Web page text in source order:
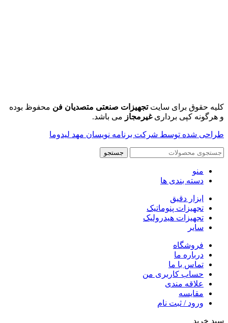
کلیه حقوق برای سایتتجهیزات صنعتی متصدیان فن محفوظ بوده
و هرگونه کپی برداریغیرمجاز می باشد.
طراحی شده توسط شرکت برنامه نویسان مهد لیدوما
جستجو
منو
دسته بندی ها
ابزار دقیق
تجهیزات پنوماتیک
تجهیزات هیدرولیک
سایر
فروشگاه
درباره ما
تماس با ما
حساب کاربری من
علاقه مندی
مقايسه
ورود / ثبت نام
سبد خرید